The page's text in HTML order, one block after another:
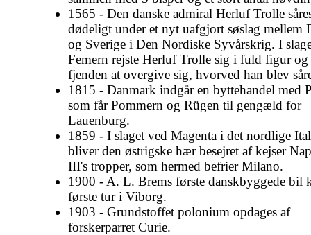
1565 - Den danske admiral Herluf Trolle
dødeligt under et nyt uafgjort søslag mellem
og Sverige i Den Nordiske Syvårskrig. I
Femern rejste Herluf Trolle sig i fuld figur og
fjenden at overgive sig, hvorved han blev
1815 - Danmark indgår en byttehandel med
som får Pommern og Rügen til gengæld for
Lauenburg.
1859 - I slaget ved Magenta i det nordlige
bliver den østrigske hær besejret af kejser
III's tropper, som hermed befrier Milano.
1900 - A. L. Brems første danskbyggede bil
første tur i Viborg.
1903 - Grundstoffet polonium opdages af
forskerparret Curie.